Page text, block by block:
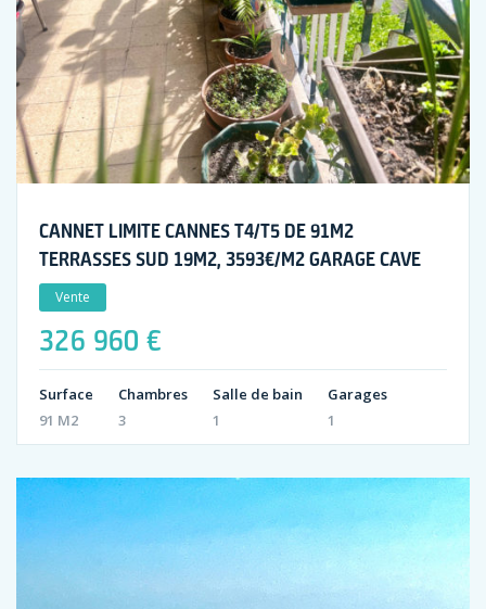
CANNET LIMITE CANNES T4/T5 DE 91M2
TERRASSES SUD 19M2, 3593€/M2 GARAGE CAVE
Vente
326 960 €
Surface
91 M2
Chambres
3
Salle de bain
1
Garages
1